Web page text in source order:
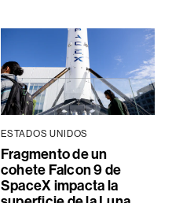
ESTADOS UNIDOS
Fragmento de un
cohete Falcon 9 de
SpaceX impacta la